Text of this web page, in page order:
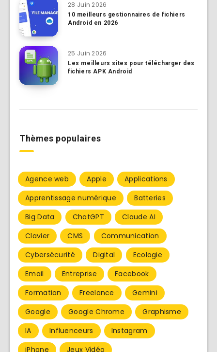
28 Juin 2026
10 meilleurs gestionnaires de fichiers
Android en 2026
25 Juin 2026
Les meilleurs sites pour télécharger des
fichiers APK Android
Thèmes populaires
Agence web Apple
Applications
Apprentissage numérique
Batteries
Big Data
ChatGPT
Claude AI
Clavier
CMS
Communication
Cybersécurité
Digital
Ecologie
Email
Entreprise
Facebook
Formation
Freelance
Gemini
Google
Google Chrome
Graphisme
IA
Influenceurs
Instagram
iPhone
Jeux Vidéo